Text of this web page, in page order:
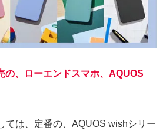
の、ローエンドスマホ、AQUOS
ては、定番の、AQUOS wishシリー